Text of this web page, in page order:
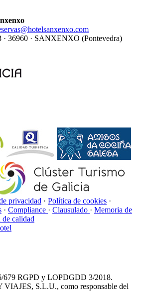
· 36960 · SANXENXO (Pontevedra)
privacidad · Política de cookies ·
· Compliance · Clausulado · Memoria de
calidad
679 RGPD y LOPDGDD 3/2018.
S.L.U., como responsable del